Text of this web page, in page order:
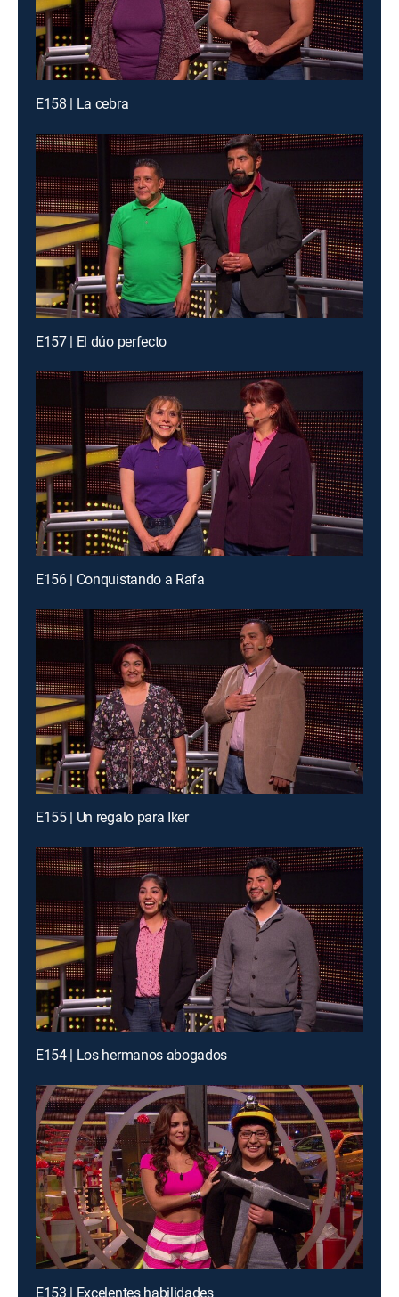
E158 | La cebra
E157 | El dúo perfecto
E156 | Conquistando a Rafa
E155 | Un regalo para Iker
E154 | Los hermanos abogados
E153 | Excelentes habilidades